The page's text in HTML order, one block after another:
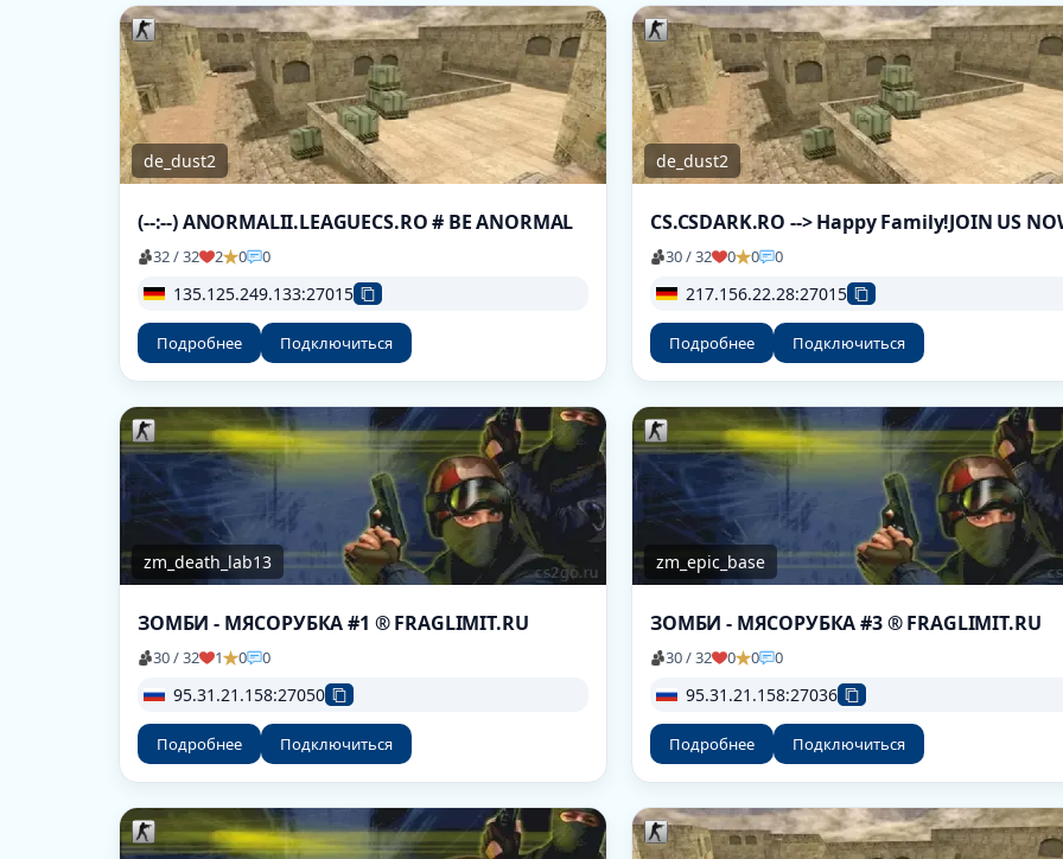
de_dust2
(--:--) ANORMALII.LEAGUECS.RO # BE ANORMAL
32 / 32 2 0 0
135.125.249.133:27015
Подробнее Подключиться
de_dust2
CS.CSDARK.RO --> Happy Family!JOIN US
30 / 32 0 0 0
217.156.22.28:27015
Подробнее Подключиться
zm_death_lab13
ЗОМБИ - МЯСОРУБКА #1 ® FRAGLIMIT.RU
30 / 32 1 0 0
95.31.21.158:27050
Подробнее Подключиться
zm_epic_base
ЗОМБИ - МЯСОРУБКА #3 ® FRAGLIMIT.RU
30 / 32 0 0 0
95.31.21.158:27036
Подробнее Подключиться